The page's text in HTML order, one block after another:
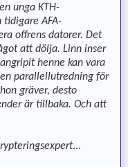
unga KTH-
tidigare AFA-
offrens datorer. Det
att dölja. Linn inser
henne kan vara
parallellutredning för
gräver, desto
är tillbaka. Och att
...